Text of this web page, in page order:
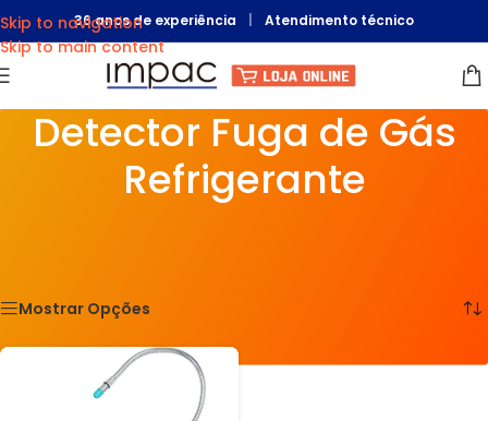
Skip to navigation
Skip to main content
36 anos de experiência Atendimento técnico
Detector Fuga de Gás
Refrigerante
Mostrar Opções